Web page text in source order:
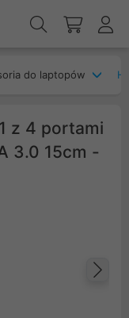
do laptopów
z 4 portami
3.0 15cm -